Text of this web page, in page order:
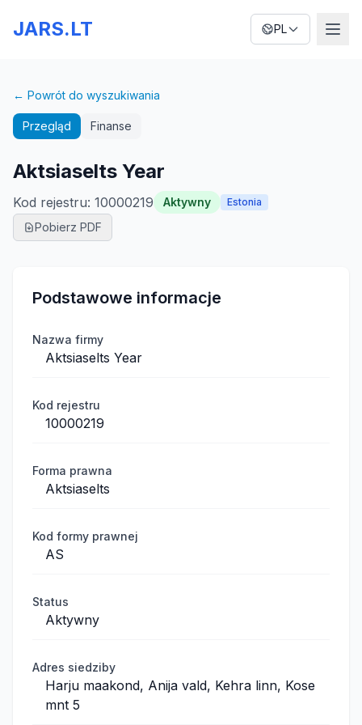
JARS.LT PL
← Powrót do wyszukiwania
Przegląd Finanse
Aktsiaselts Year
Kod rejestru: 10000219 Aktywny Estonia
Pobierz PDF
Podstawowe informacje
Nazwa firmy
Aktsiaselts Year
Kod rejestru
10000219
Forma prawna
Aktsiaselts
Kod formy prawnej
AS
Status
Aktywny
Adres siedziby
Harju maakond, Anija vald, Kehra linn, Kose
mnt 5